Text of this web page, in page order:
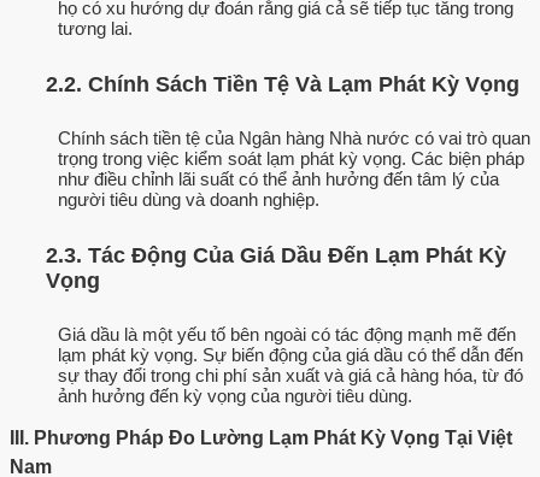
họ có xu hướng dự đoán rằng giá cả sẽ tiếp tục tăng trong
tương lai.
2.2. Chính Sách Tiền Tệ Và Lạm Phát Kỳ Vọng
Chính sách tiền tệ của Ngân hàng Nhà nước có vai trò quan
trọng trong việc kiểm soát lạm phát kỳ vọng. Các biện pháp
như điều chỉnh lãi suất có thể ảnh hưởng đến tâm lý của
người tiêu dùng và doanh nghiệp.
2.3. Tác Động Của Giá Dầu Đến Lạm Phát Kỳ
Vọng
Giá dầu là một yếu tố bên ngoài có tác động mạnh mẽ đến
lạm phát kỳ vọng. Sự biến động của giá dầu có thể dẫn đến
sự thay đổi trong chi phí sản xuất và giá cả hàng hóa, từ đó
ảnh hưởng đến kỳ vọng của người tiêu dùng.
III. Phương Pháp Đo Lường Lạm Phát Kỳ Vọng Tại Việt
Nam